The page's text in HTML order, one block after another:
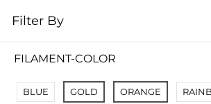
No Results
Filter By
FILAMENT-COLOR
BLUE GOLD ORANGE